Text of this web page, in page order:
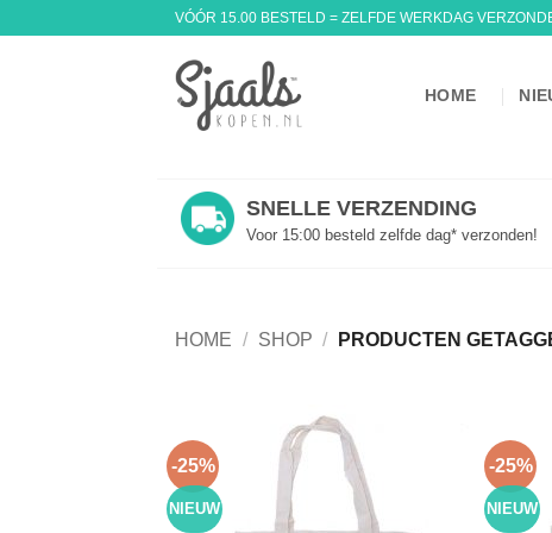
VÓÓR 15.00 BESTELD = ZELFDE WERKDAG
HOME
SNELLE VERZENDING
Voor 15:00 besteld zelfde dag* verzonden!
HOME / SHOP / PRODUCTEN
-25%
NIEUW
-25%
NIEUW